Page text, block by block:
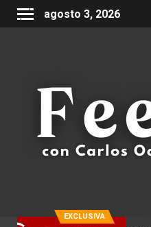
agosto 3, 2026
EXCLUSIVA